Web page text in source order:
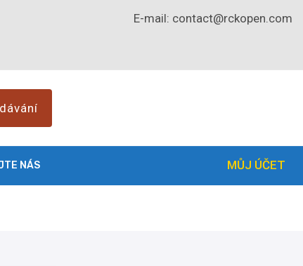
E-mail: contact@rckopen.com
NÁS MŮJ ÚČET